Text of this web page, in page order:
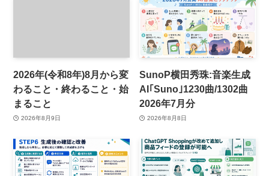
2026年(令和8年)8月から変
わること・終わること・始
まること
2026年8月9日
SunoP横田秀珠:音楽生成
AI｢Suno｣1230曲/1302曲
2026年7月分
2026年8月8日